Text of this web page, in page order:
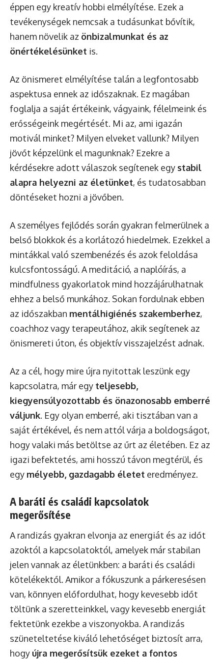
éppen egy kreatív hobbi elmélyítése. Ezek a
tevékenységek nemcsak a tudásunkat bővítik,
hanem növelik az önbizalmunkat és az
önértékelésünket is.
Az önismeret elmélyítése talán a legfontosabb
aspektusa ennek az időszaknak. Ez magában
foglalja a saját értékeink, vágyaink, félelmeink és
erősségeink megértését. Mi az, ami igazán
motivál minket? Milyen elveket vallunk? Milyen
jövőt képzelünk el magunknak? Ezekre a
kérdésekre adott válaszok segítenek egy stabil
alapra helyezni az életünket, és tudatosabban
döntéseket hozni a jövőben.
A személyes fejlődés során gyakran felmerülnek a
belső blokkok és a korlátozó hiedelmek. Ezekkel a
mintákkal való szembenézés és azok feloldása
kulcsfontosságú. A meditáció, a naplóírás, a
mindfulness gyakorlatok mind hozzájárulhatnak
ehhez a belső munkához. Sokan fordulnak ebben
az időszakban mentálhigiénés szakemberhez,
coachhoz vagy terapeutához, akik segítenek az
önismereti úton, és objektív visszajelzést adnak.
Az a cél, hogy mire újra nyitottak leszünk egy
kapcsolatra, már egy teljesebb,
kiegyensúlyozottabb és önazonosabb emberré
váljunk. Egy olyan emberré, aki tisztában van a
saját értékével, és nem attól várja a boldogságot,
hogy valaki más betöltse az űrt az életében. Ez az
igazi befektetés, ami hosszú távon megtérül, és
egy mélyebb, gazdagabb életet eredményez.
A baráti és családi kapcsolatok
megerősítése
A randizás gyakran elvonja az energiát és az időt
azoktól a kapcsolatoktól, amelyek már stabilan
jelen vannak az életünkben: a baráti és családi
kötelékektől. Amikor a fókuszunk a párkeresésen
van, könnyen előfordulhat, hogy kevesebb időt
töltünk a szeretteinkkel, vagy kevesebb energiát
fektetünk ezekbe a viszonyokba. A randizás
szüneteltetése kiváló lehetőséget biztosít arra,
hogy újra megerősítsük ezeket a fontos